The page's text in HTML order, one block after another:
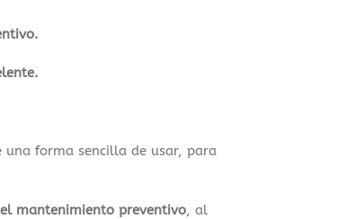
forma sencilla de usar, para
mantenimiento preventivo, al